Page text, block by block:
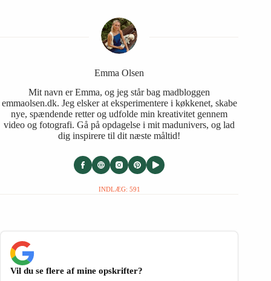
Emma Olsen
Mit navn er Emma, og jeg står bag madbloggen
emmaolsen.dk. Jeg elsker at eksperimentere i køkkenet, skabe
nye, spændende retter og udfolde min kreativitet gennem
video og fotografi. Gå på opdagelse i mit madunivers, og lad
dig inspirere til dit næste måltid!
INDLÆG: 591
Vil du se flere af mine opskrifter?